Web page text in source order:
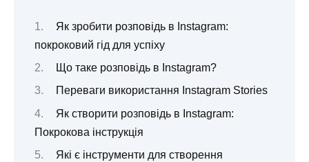
Як зробити розповідь в Instagram:
покроковий гід для успіху
Що таке розповідь в Instagram?
Переваги використання Instagram Stories
Як створити розповідь в Instagram:
Покрокова інструкція
Які є інструменти для створення